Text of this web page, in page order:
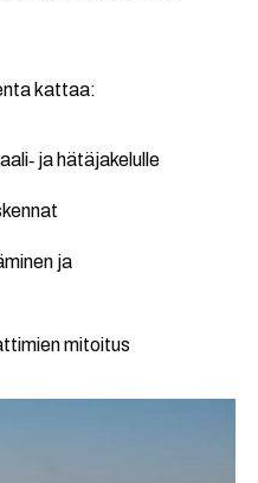
kattaa:
ja hätäjakelulle
ja
mitoitus